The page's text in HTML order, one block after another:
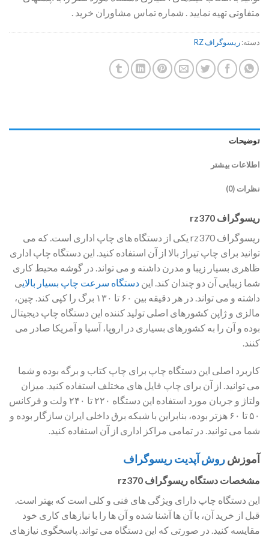
متفاوتی تهیه نمایید . شماره تماس مشاوران خرید .
دسته:ریسوگراف RZ
توضیحات
اطلاعات بیشتر
نظرات (0)
ریسوگراف rz370
ریسوگراف rz370 یکی از دستگاه های چاپ اداری است. که می
توانید برای چاپ تیراژ بالا از آن استفاده کنید. این دستگاه چاپ اداری
ظاهری بسیار زیبا و مدرن داشته و می تواند. در گوشه محیط کاری
شما زیبایی آن دو چندان کند. این دستگاه سرعت چاپ بسیار بالایی
داشته و می تواند. در هر دقیقه بین ۶۰ تا ۱۳۰ برگ را کپی کند. چین،
مالزی و ژاپن کشورهای اصلی تولید کننده این دستگاه چاپ دیجیتال
بوده و آن را به کشورهای بسیاری در اروپا، آسیا و آمریکا صادر می
کنند.
کاربرد اصلی این دستگاه چاپ برای چاپ کتاب و برگه بوده و شما
می توانید. از آن برای چاپ فایل های مختلف استفاده کنید. میزان
ولتاژ و جریان مورد استفاده این دستگاه ۲۲۰ تا ۲۴۰ ولت و فرکانس
۵۰ تا ۶۰ هزتر بوده، بنابراین با شبکه برق داخلی ایران سازگار بوده و
شما می توانید. در تمامی مراکز اداری از آن استفاده کنید.
آموزشروش آپدیت ریسوگراف
مشخصات دستگاه ریسوگراف rz370
این دستگاه چاپ دارای ویژگی های فنی و کلی است که بهتر است.
قبل از خرید آن، با آن ها آشنا شده و آن ها را با نیازهای کاری خود
مقایسه کنید. در صورتی که این دستگاه می تواند. پاسخگوی نیازهای